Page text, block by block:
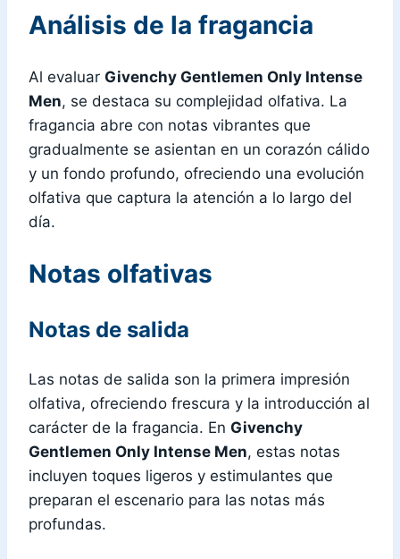
Análisis de la fragancia
Al evaluar Givenchy Gentlemen Only Intense
Men, se destaca su complejidad olfativa. La
fragancia abre con notas vibrantes que
gradualmente se asientan en un corazón cálido
y un fondo profundo, ofreciendo una evolución
olfativa que captura la atención a lo largo del
día.
Notas olfativas
Notas de salida
Las notas de salida son la primera impresión
olfativa, ofreciendo frescura y la introducción al
carácter de la fragancia. En Givenchy
Gentlemen Only Intense Men, estas notas
incluyen toques ligeros y estimulantes que
preparan el escenario para las notas más
profundas.